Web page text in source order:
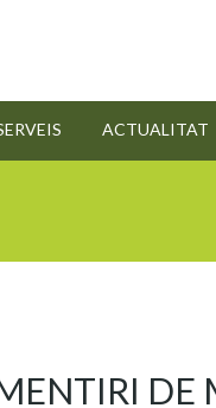
ACTUALITAT
DE